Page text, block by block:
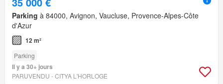
Parking à 84000, Avignon, Vaucluse, Provence-Alpes-Côte
d'Azur
12 m²
Parking
Il y a 30+ jours
PARUVENDU - CITYA L'HORLOGE